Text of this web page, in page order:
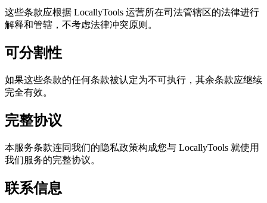
这些条款应根据 LocallyTools 运营所在司法管辖区的法律进行
解释和管辖，不考虑法律冲突原则。
可分割性
如果这些条款的任何条款被认定为不可执行，其余条款应继续
完全有效。
完整协议
本服务条款连同我们的隐私政策构成您与 LocallyTools 就使用
我们服务的完整协议。
联系信息